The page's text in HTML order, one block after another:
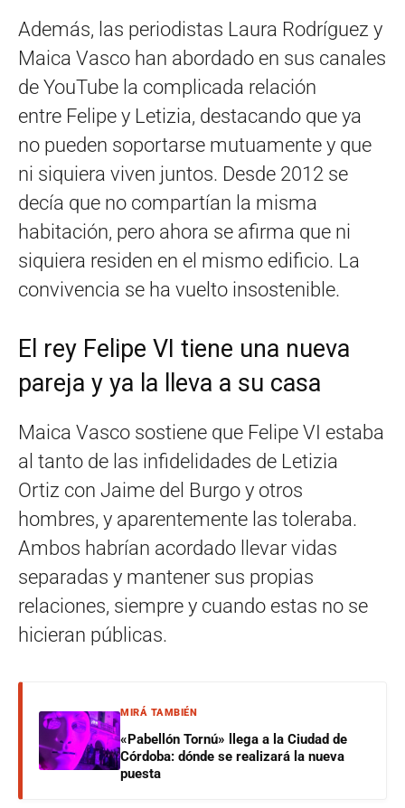
Además, las periodistas Laura Rodríguez y
Maica Vasco han abordado en sus canales
de YouTube la complicada relación
entre Felipe y Letizia, destacando que ya
no pueden soportarse mutuamente y que
ni siquiera viven juntos. Desde 2012 se
decía que no compartían la misma
habitación, pero ahora se afirma que ni
siquiera residen en el mismo edificio. La
convivencia se ha vuelto insostenible.
El rey Felipe VI tiene una nueva
pareja y ya la lleva a su casa
Maica Vasco sostiene que Felipe VI estaba
al tanto de las infidelidades de Letizia
Ortiz con Jaime del Burgo y otros
hombres, y aparentemente las toleraba.
Ambos habrían acordado llevar vidas
separadas y mantener sus propias
relaciones, siempre y cuando estas no se
hicieran públicas.
MIRÁ TAMBIÉN
«Pabellón Tornú» llega a la Ciudad de
Córdoba: dónde se realizará la nueva
puesta